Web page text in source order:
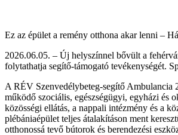
Ez az épület a remény otthona akar lenni –
2026.06.05. – Új helyszínnel bővült a
folytathatja segítő-támogató tevékenységét.
A RÉV Szenvedélybeteg-segítő Ambulancia
működő szociális, egészségügyi, egyházi és
közösségi ellátás, a nappali intézmény és a
plébániaépület teljes átalakításon ment
otthonossá tevő bútorok és berendezési